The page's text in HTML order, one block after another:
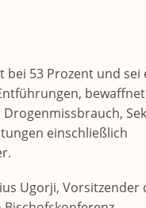
bei 53 Prozent und
Drogenmissbrauch,
einschließlich
Ugorji, Vorsitzender